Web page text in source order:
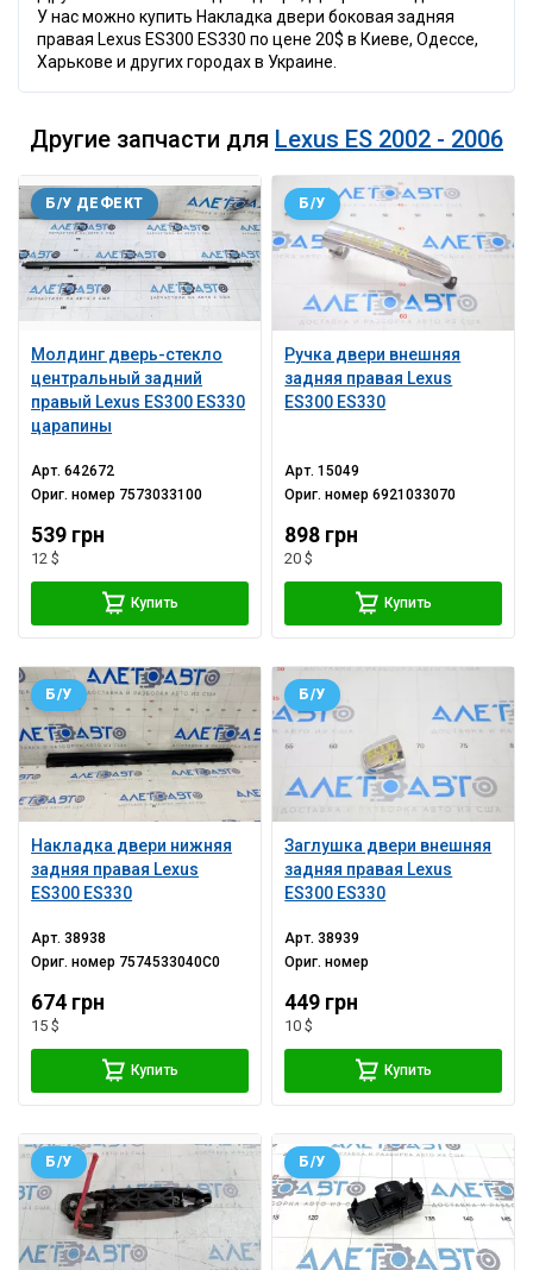
У нас можно купить Накладка двери боковая задняя
правая Lexus ES300 ES330 по цене 20$ в Киеве, Одессе,
Харькове и других городах в Украине.
Другие запчасти для Lexus ES 2002 - 2006
Молдинг дверь-стекло
центральный задний
правый Lexus ES300 ES330
царапины
Б/У ДЕФЕКТ
Арт.642672
Ориг. номер 7573033100
539 грн
12 $
Купить
Ручка двери внешняя
задняя правая Lexus
ES300 ES330
Б/У
Арт.15049
Ориг. номер6921033070
898 грн
20 $
Купить
Накладка двери нижняя
задняя правая Lexus
ES300 ES330
Б/У
Арт.38938
Ориг. номер 7574533040C0
674 грн
15 $
Купить
Заглушка двери внешняя
задняя правая Lexus
ES300 ES330
Б/У
Арт.38939
Ориг. номер
449 грн
10 $
Купить
Б/У Б/У